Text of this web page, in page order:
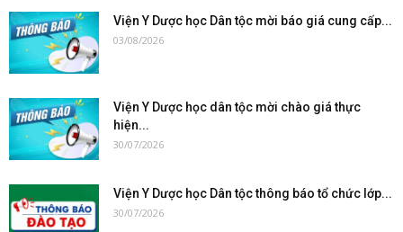
Viện Y Dược học Dân tộc mời báo giá cung cấp...
03/08/2026
Viện Y Dược học dân tộc mời chào giá thực
hiện...
30/07/2026
Viện Y Dược học Dân tộc thông báo tổ chức lớp...
30/07/2026